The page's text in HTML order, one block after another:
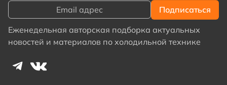
Еженедельная авторская подборка актуальных
новостей и материалов по холодильной технике